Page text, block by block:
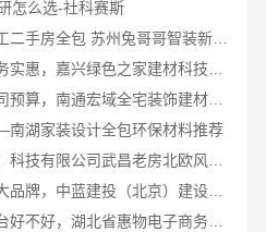
怎么选-社科赛斯
工业园区工程施工二手房全包 苏州兔哥哥智装新材料
专业整体装饰公司预算，南通宏域全宅装饰建材精确报价
湖家装设计全包环保材料推荐
杨凌全包装修十大品牌，中蓝建投（北京）建设有限公司武功分公司口碑之选
便宜数码家电平台好不好，湖北省惠物电子商务有限公司评测